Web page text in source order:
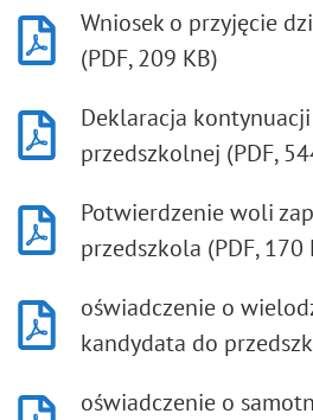
Wniosek o przyjęcie
(PDF, 209 KB)
Deklaracja
przedszkolnej (PDF,
Potwierdzenie woli
przedszkola (PDF, 170
oświadczenie o
kandydata do
oświadczenie o